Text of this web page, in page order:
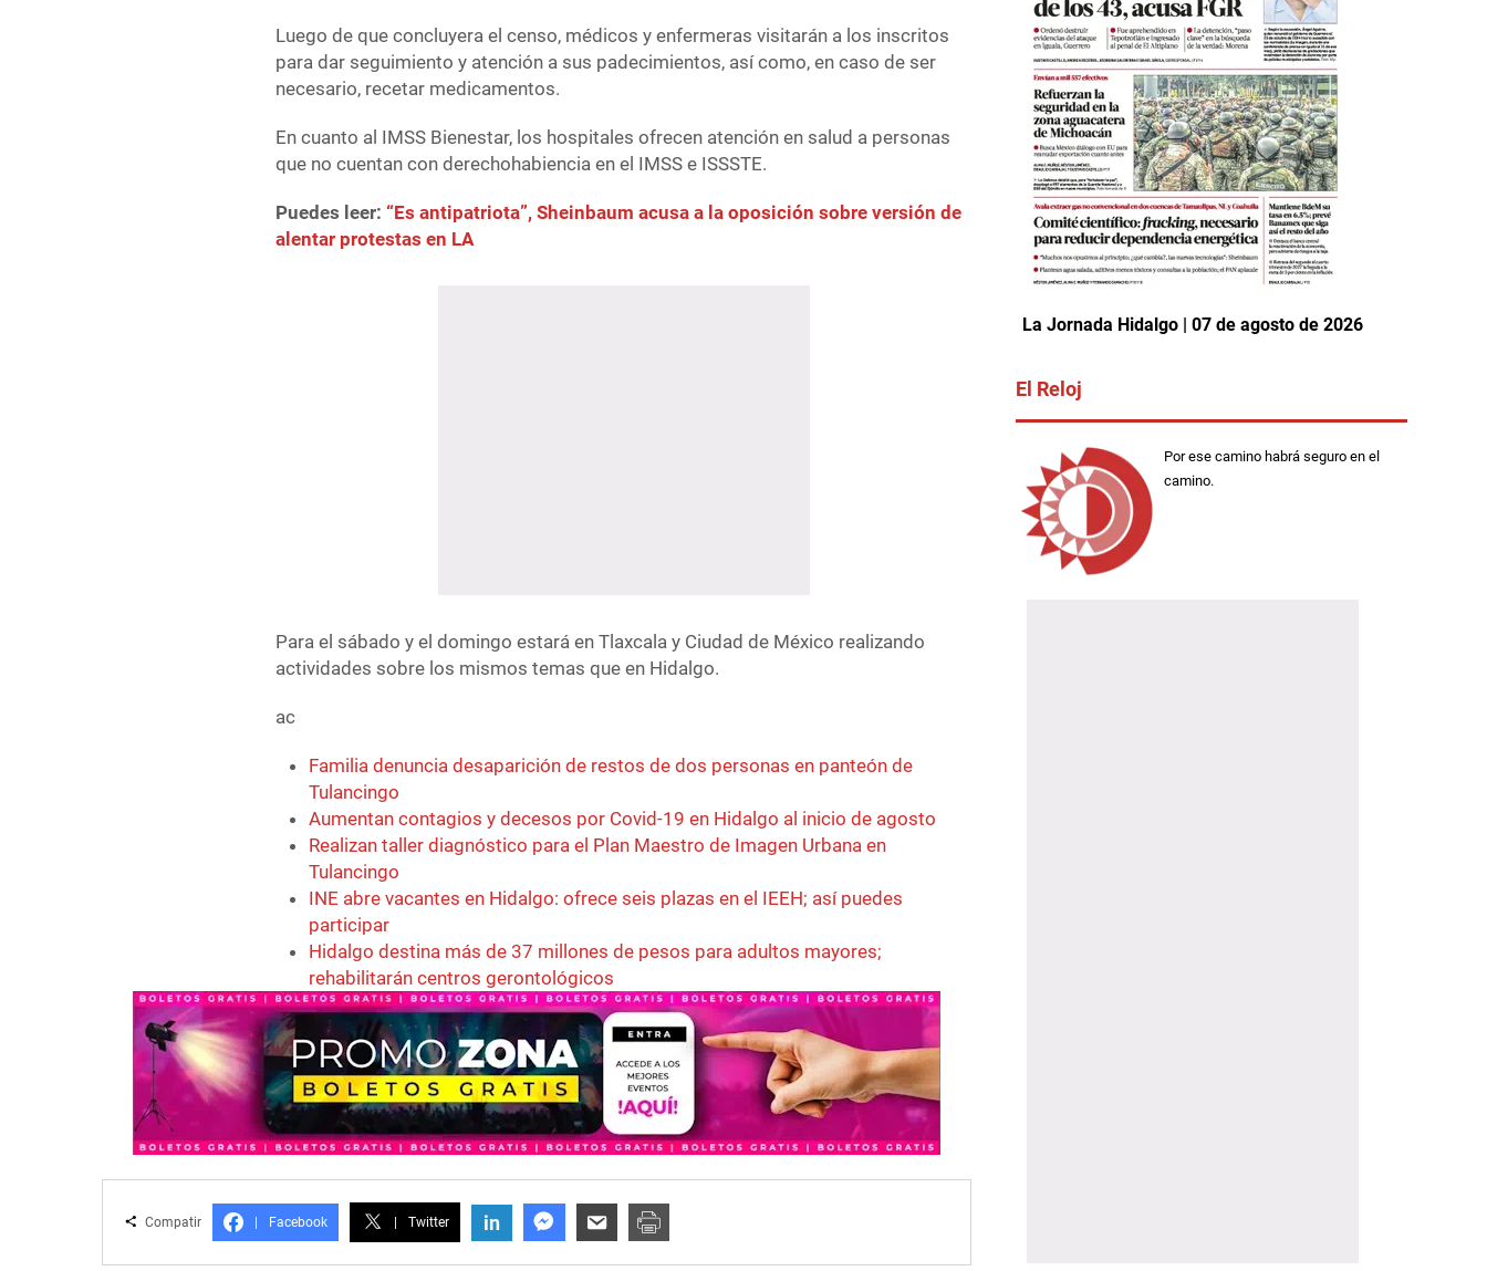
Luego de que concluyera el censo, médicos y enfermeras visitarán a los inscritos
para dar seguimiento y atención a sus padecimientos, así como, en caso de ser
necesario, recetar medicamentos.
En cuanto al IMSS Bienestar, los hospitales ofrecen atención en salud a personas
que no cuentan con derechohabiencia en el IMSS e ISSSTE.
Puedes leer: “Es antipatriota”, Sheinbaum acusa a la oposición sobre versión de
alentar protestas en LA
Para el sábado y el domingo estará en Tlaxcala y Ciudad de México realizando
actividades sobre los mismos temas que en Hidalgo.
ac
Familia denuncia desaparición de restos de dos personas en panteón de
Tulancingo
Aumentan contagios y decesos por Covid-19 en Hidalgo al inicio de agosto
Realizan taller diagnóstico para el Plan Maestro de Imagen Urbana en
Tulancingo
INE abre vacantes en Hidalgo: ofrece seis plazas en el IEEH; así puedes
participar
Hidalgo destina más de 37 millones de pesos para adultos mayores;
rehabilitarán centros gerontológicos
Compatir Facebook Twitter in
La Jornada Hidalgo | 07 de agosto de 2026
El Reloj
Por ese camino habrá seguro en el
camino.